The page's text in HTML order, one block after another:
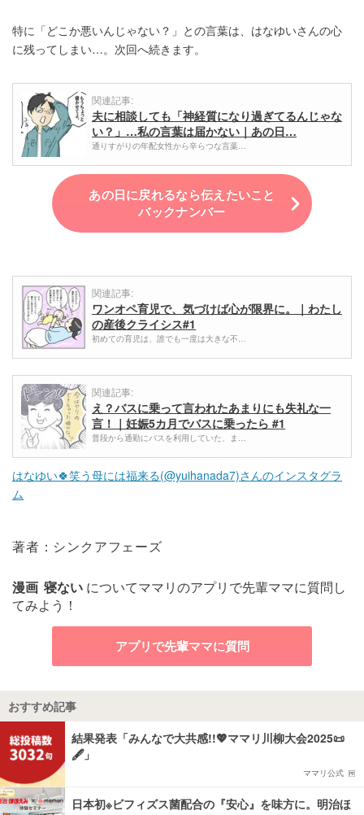
特に「どこか悪いんじゃない？」との言葉は、はなゆいさんの心
に残ってしまい…。次回へ続きます。
関連記事:
夫に相談しても「神経質になり過ぎてるんじゃな
い？」…私の言葉は届かない｜あの日…
通りすがりの年配女性から辛らつな言葉…
あの日に戻れるなら伝えたいこと
バックナンバー
関連記事:
ワンオペ育児で、気づけば心が限界に。｜わたし
の産後クライシス#1
初めての育児は、誰でも一度は大きな不…
関連記事:
え？バスに乗って言われたあまりにも失礼な一
言！｜妊娠5カ月でバスに乗ったら #1
普段から通勤にバスを利用していた、ま…
はなゆい🍀笑う母には福来る(@yuihanada7)さんのインスタグラ
ム
著者：シンクアフェーズ
漫画 寝ない についてママリのアプリで先輩ママに質問し
てみよう！
アプリで先輩ママに質問
おすすめ記事
結果発表「みんなで大共感!!💖ママリ川柳大会2025📜
🖋️」
ママリ公式
日本初※ビフィズス菌配合の『安心』を味方に。明治ほ